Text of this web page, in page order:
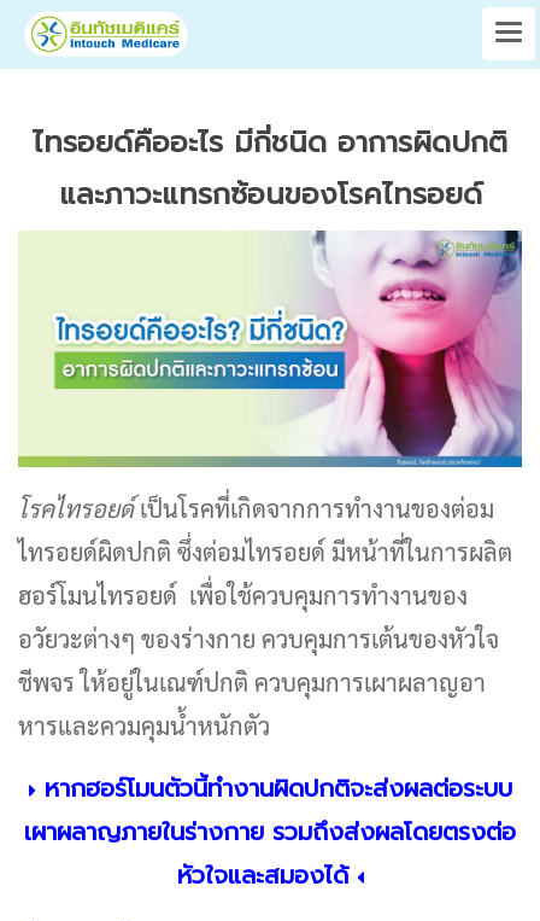
ไทรอยด์คืออะไร มีกี่ชนิด อาการผิดปกติ
และภาวะแทรกซ้อนของโรคไทรอยด์
โรคไทรอยด์เป็นโรคที่เกิดจากการทำงานของต่อม
ไทรอยด์ผิดปกติ ซึ่งต่อมไทรอยด์ มีหน้าที่ในการผลิต
ฮอร์โมนไทรอยด์ เพื่อใช้ควบคุมการทำงานของ
อวัยวะต่างๆ ของร่างกาย ควบคุมการเต้นของหัวใจ
ชีพจร ให้อยู่ในเณฑ์ปกติ ควบคุมการเผาผลาญอา
หารและควมคุมน้ำหนักตัว
หากฮอร์โมนตัวนี้ทำงานผิดปกติจะส่งผลต่อระบบ
เผาผลาญภายในร่างกาย รวมถึงส่งผลโดยตรงต่อ
หัวใจและสมองได้